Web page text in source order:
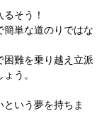
そう！
簡単な道のりではな
困難を乗り越え立派
う。
いう夢を持ちま